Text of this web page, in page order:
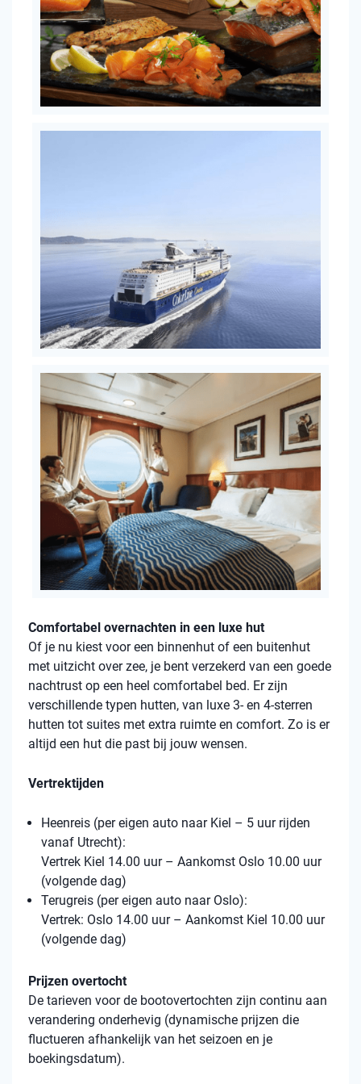
Comfortabel overnachten in een luxe hut
Of je nu kiest voor een binnenhut of een buitenhut
met uitzicht over zee, je bent verzekerd van een goede
nachtrust op een heel comfortabel bed. Er zijn
verschillende typen hutten, van luxe 3- en 4-sterren
hutten tot suites met extra ruimte en comfort. Zo is er
altijd een hut die past bij jouw wensen.
Vertrektijden
Heenreis (per eigen auto naar Kiel – 5 uur rijden
vanaf Utrecht):
Vertrek Kiel 14.00 uur – Aankomst Oslo 10.00 uur
(volgende dag)
Terugreis (per eigen auto naar Oslo):
Vertrek: Oslo 14.00 uur – Aankomst Kiel 10.00 uur
(volgende dag)
Prijzen overtocht
De tarieven voor de bootovertochten zijn continu aan
verandering onderhevig (dynamische prijzen die
fluctueren afhankelijk van het seizoen en je
boekingsdatum).